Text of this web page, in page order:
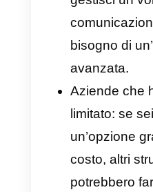
Olark
opzione
attività?
La
dipende